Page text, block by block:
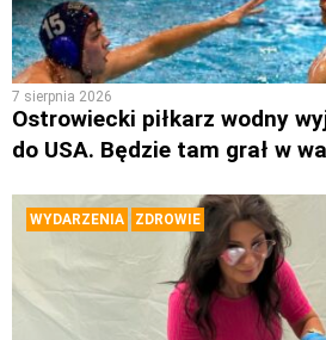
7 sierpnia 2026
Ostrowiecki piłkarz wodny
do USA. Będzie tam grał w
WYDARZENIA ZDROWIE